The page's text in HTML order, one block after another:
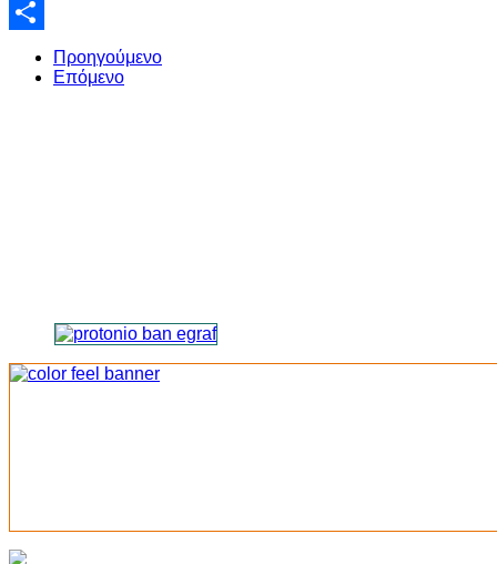
Email
Share
Προηγούμενο
Επόμενο